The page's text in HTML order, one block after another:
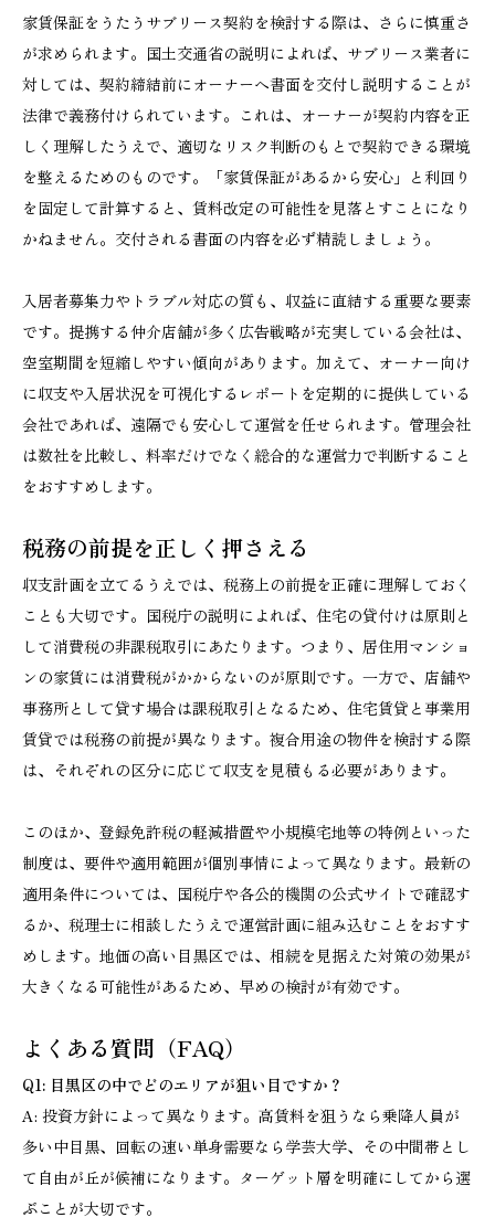
家賃保証をうたうサブリース契約を検討する際は、さらに慎重さ
が求められます。国土交通省の説明によれば、サブリース業者に
対しては、契約締結前にオーナーへ書面を交付し説明することが
法律で義務付けられています。これは、オーナーが契約内容を正
しく理解したうえで、適切なリスク判断のもとで契約できる環境
を整えるためのものです。「家賃保証があるから安心」と利回り
を固定して計算すると、賃料改定の可能性を見落とすことになり
かねません。交付される書面の内容を必ず精読しましょう。
入居者募集力やトラブル対応の質も、収益に直結する重要な要素
です。提携する仲介店舗が多く広告戦略が充実している会社は、
空室期間を短縮しやすい傾向があります。加えて、オーナー向け
に収支や入居状況を可視化するレポートを定期的に提供している
会社であれば、遠隔でも安心して運営を任せられます。管理会社
は数社を比較し、料率だけでなく総合的な運営力で判断すること
をおすすめします。
税務の前提を正しく押さえる
収支計画を立てるうえでは、税務上の前提を正確に理解しておく
ことも大切です。国税庁の説明によれば、住宅の貸付けは原則と
して消費税の非課税取引にあたります。つまり、居住用マンショ
ンの家賃には消費税がかからないのが原則です。一方で、店舗や
事務所として貸す場合は課税取引となるため、住宅賃貸と事業用
賃貸では税務の前提が異なります。複合用途の物件を検討する際
は、それぞれの区分に応じて収支を見積もる必要があります。
このほか、登録免許税の軽減措置や小規模宅地等の特例といった
制度は、要件や適用範囲が個別事情によって異なります。最新の
適用条件については、国税庁や各公的機関の公式サイトで確認す
るか、税理士に相談したうえで運営計画に組み込むことをおすす
めします。地価の高い目黒区では、相続を見据えた対策の効果が
大きくなる可能性があるため、早めの検討が有効です。
よくある質問（FAQ）
Q1: 目黒区の中でどのエリアが狙い目ですか？
A: 投資方針によって異なります。高賃料を狙うなら乗降人員が
多い中目黒、回転の速い単身需要なら学芸大学、その中間帯とし
て自由が丘が候補になります。ターゲット層を明確にしてから選
ぶことが大切です。